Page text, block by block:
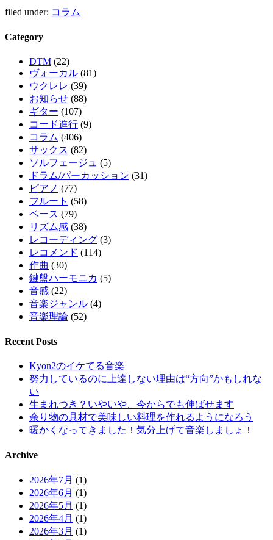
filed under: コラム
Category
DTM (22)
ヴォーカル (81)
ウクレレ (39)
お知らせ (88)
ギター (107)
コード進行 (9)
コラム (406)
サックス (82)
ソルフェージュ (5)
ドラム/パーカッション (31)
ピアノ (77)
フルート (58)
ベース (79)
リズム感 (38)
レコーディング (3)
レコメンド (114)
作曲 (30)
鍵盤ハーモニカ (5)
音感 (22)
音楽ジャンル (4)
音楽理論 (52)
Recent Posts
Kyon2のイケてる音楽
努力しているのに上達しない理由は“方向”かもしれな
い
生まれつき？いやいや、今からでも伸ばせます
余り物の具材で美味しい料理を作れるようになろう
暖かくなってきました！気分上げて音楽しましょ！
Archive
2026年7月 (1)
2026年6月 (1)
2026年5月 (1)
2026年4月 (1)
2026年3月 (1)